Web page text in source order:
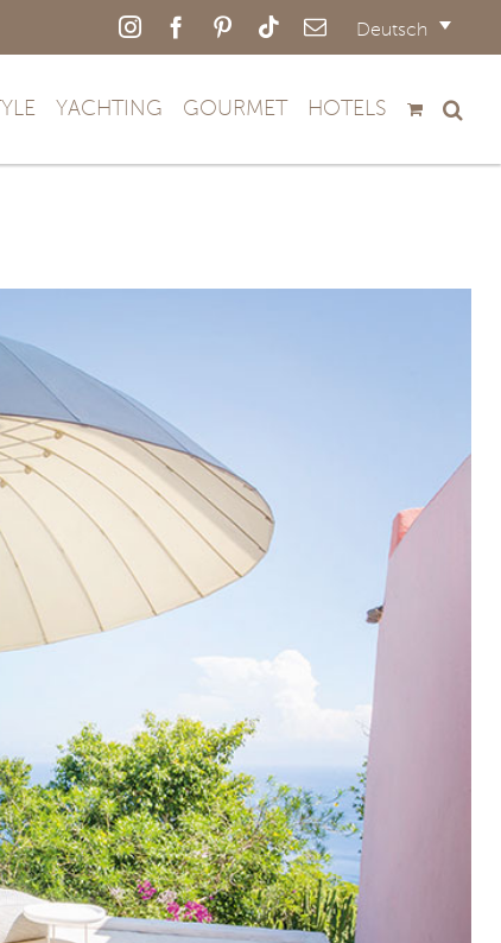
Deutsch
InstagramFacebookPinterestTiktokE-
YACHTING GOURMET HOTELS